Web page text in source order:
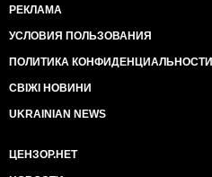
РЕКЛАМА
УСЛОВИЯ ПОЛЬЗОВАНИЯ
ПОЛИТИКА КОНФИДЕНЦИАЛЬНОСТИ
СВІЖІ НОВИНИ
UKRAINIAN NEWS
ЦЕНЗОР.НЕТ